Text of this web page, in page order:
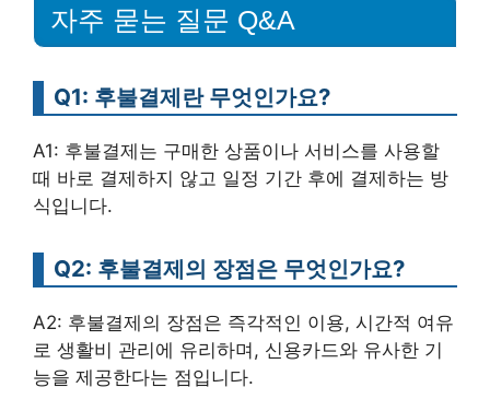
자주 묻는 질문 Q&A
Q1: 후불결제란 무엇인가요?
A1: 후불결제는 구매한 상품이나 서비스를 사용할
때 바로 결제하지 않고 일정 기간 후에 결제하는 방
식입니다.
Q2: 후불결제의 장점은 무엇인가요?
A2: 후불결제의 장점은 즉각적인 이용, 시간적 여유
로 생활비 관리에 유리하며, 신용카드와 유사한 기
능을 제공한다는 점입니다.